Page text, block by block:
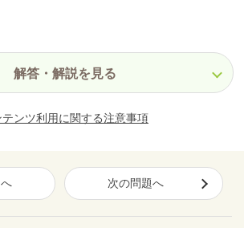
解答・解説を見る
テンツ利用に関する注意事項
次の問題へ